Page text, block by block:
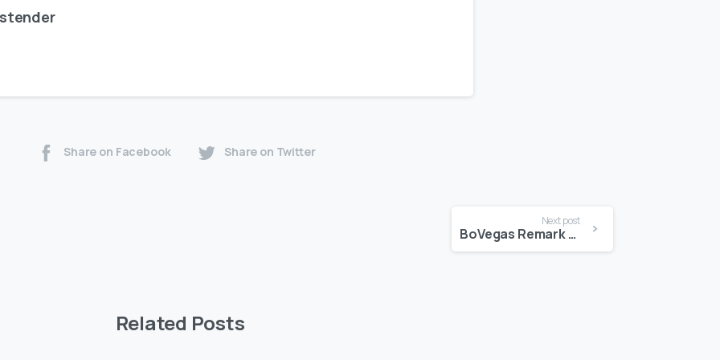
stender
Share on Facebook Share on Twitter
Next post
BoVegas Remark 2026 250% up to how do i withdraw money from Lapalingo casino $5500 Invited Incentive
Related Posts